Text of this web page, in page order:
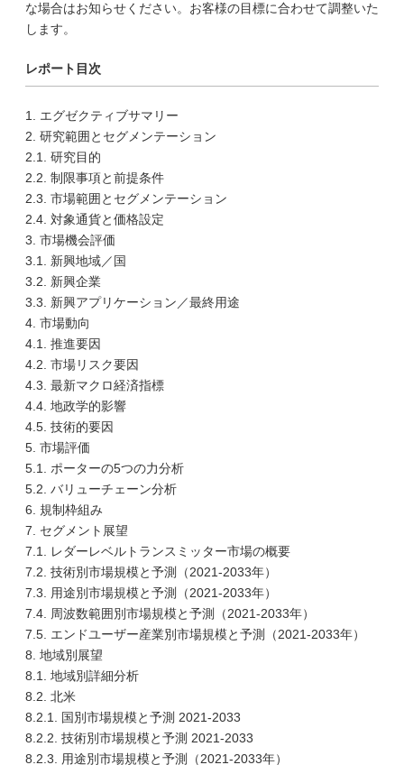
な場合はお知らせください。お客様の目標に合わせて調整いた
します。
レポート目次
1. エグゼクティブサマリー
2. 研究範囲とセグメンテーション
2.1. 研究目的
2.2. 制限事項と前提条件
2.3. 市場範囲とセグメンテーション
2.4. 対象通貨と価格設定
3. 市場機会評価
3.1. 新興地域／国
3.2. 新興企業
3.3. 新興アプリケーション／最終用途
4. 市場動向
4.1. 推進要因
4.2. 市場リスク要因
4.3. 最新マクロ経済指標
4.4. 地政学的影響
4.5. 技術的要因
5. 市場評価
5.1. ポーターの5つの力分析
5.2. バリューチェーン分析
6. 規制枠組み
7. セグメント展望
7.1. レダーレベルトランスミッター市場の概要
7.2. 技術別市場規模と予測（2021-2033年）
7.3. 用途別市場規模と予測（2021-2033年）
7.4. 周波数範囲別市場規模と予測（2021-2033年）
7.5. エンドユーザー産業別市場規模と予測（2021-2033年）
8. 地域別展望
8.1. 地域別詳細分析
8.2. 北米
8.2.1. 国別市場規模と予測 2021-2033
8.2.2. 技術別市場規模と予測 2021-2033
8.2.3. 用途別市場規模と予測（2021-2033年）